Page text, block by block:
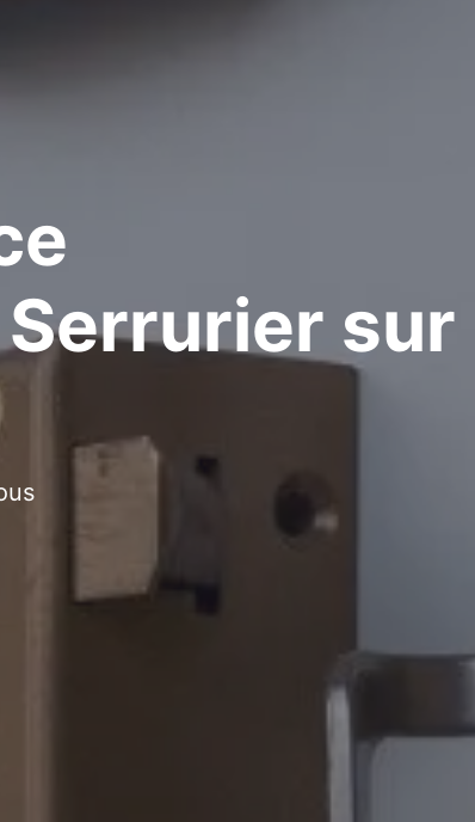
Serrurier sur